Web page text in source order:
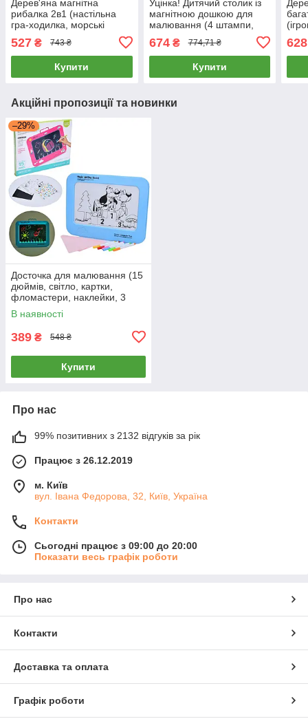
Дерев'яна магнітна
рибалка 2в1 (настільна
гра-ходилка, морські
жителі, фішки, кубики) MD
1785
527 ₴ 743 ₴
Купити
Уцінка! Дитячий столик із
магнітною дошкою для
малювання (4 штампи,
довжина 30см) YL 1022 E-
1 Блакитний
674₴ 774,71 ₴
Купити
628
Акційні пропозиції та новинки
–29%
Досточка для малювання (15
дюймів, світло, картки,
фломастери, наклейки, 3
кольори, в коробці) 2021-2
В наявності
389 ₴ 548 ₴
Купити
Про нас
99% позитивних з 2132 відгуків за рік
Працює з 26.12.2019
м. Київ
вул. Івана Федорова, 32, Київ, Україна
Контакти
Сьогодні працює з 09:00 до 20:00
Показати весь графік роботи
Про нас
Контакти
Доставка та оплата
Графік роботи